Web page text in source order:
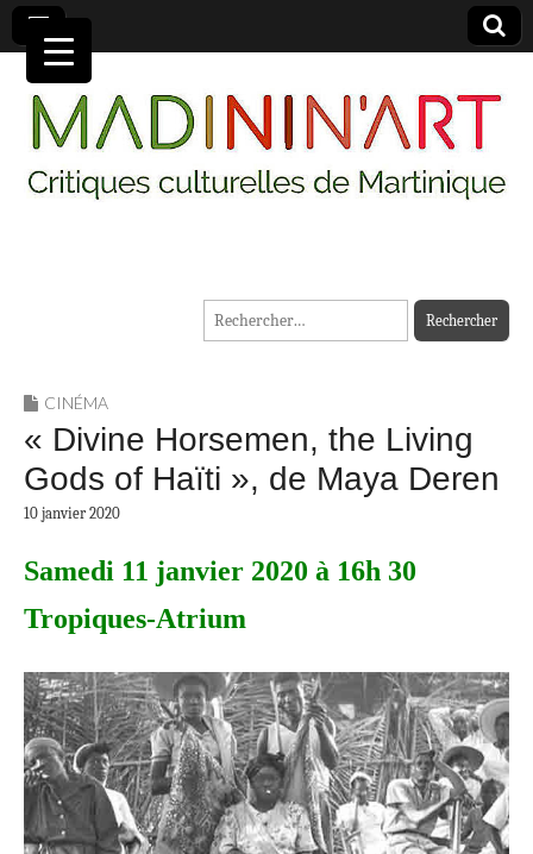
MADININ'ART
Rechercher :
CINÉMA
« Divine Horsemen, the Living
Gods of Haïti », de Maya Deren
10 janvier 2020
Samedi 11 janvier 2020 à 16h 30
Tropiques-Atrium